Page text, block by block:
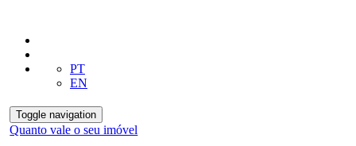
PT
EN
Toggle navigation
Quanto vale o seu imóvel